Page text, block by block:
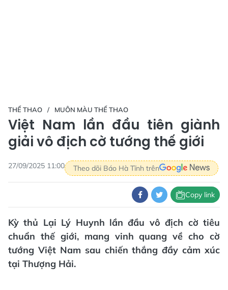
THỂ THAO MUÔN MÀU THỂ THAO
Việt Nam lần đầu tiên giành
giải vô địch cờ tướng thế giới
27/09/2025 11:00 Theo dõi Báo Hà Tĩnh trên
Copy link
Kỳ thủ Lại Lý Huynh lần đầu vô địch cờ tiêu
chuẩn thế giới, mang vinh quang về cho cờ
tướng Việt Nam sau chiến thắng đầy cảm xúc
tại Thượng Hải.